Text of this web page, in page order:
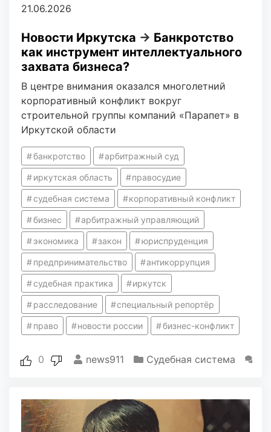
21.06.2026
Новости Иркутска → Банкротство
как инструмент интеллектуального
захвата бизнеса?
В центре внимания оказался многолетний
корпоративный конфликт вокруг
строительной группы компаний «Парапет» в
Иркутской области
банкротство арбитражный суд
иркутская область правосудие
судебная система корпоративный конфликт
бизнес арбитражный управляющий
экономика закон юриспруденция
предпринимательство антикоррупция
судебная практика иркутск
расследование специальный репортёр
право новости россии бизнес-конфликт
0 news911 Судебная система